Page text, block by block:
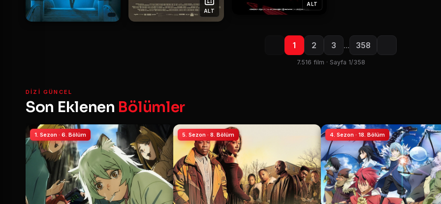
ALT
ALT
1 2 3 … 358
7.516 film · Sayfa 1/358
DIZI GÜNCEL
Son Eklenen Bölümler
1. Sezon · 6. Bölüm 5. Sezon · 8. Bölüm 4. Sezon · 18. Bölüm